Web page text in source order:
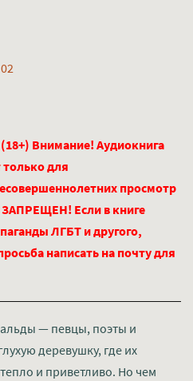
(18+) Внимание! Аудиокнига
для
просмотр
Если в книге
ЛГБТ и другого,
написать на почту для
— певцы, поэты и
деревушку, где их
и приветливо. Но чем